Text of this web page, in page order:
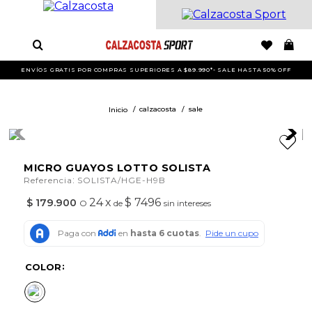
ENVÍOS GRATIS POR COMPRAS SUPERIORES A $89.990*- SALE HASTA 50% OFF
calzacosta sale
MICRO GUAYOS LOTTO SOLISTA
Referencia : SOLISTA/HGE-H9B
$ 179.900 O 24x de$ 7496 sin intereses
COLOR